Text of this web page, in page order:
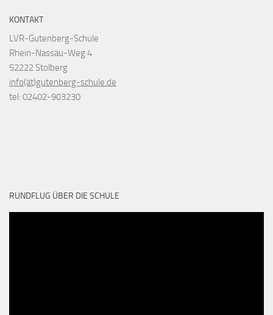
KONTAKT
LVR-Gutenberg-Schule
Rhein-Nassau-Weg 4
52222 Stolberg
info(ät)gutenberg-schule.de
tel: 02402-903230
RUNDFLUG ÜBER DIE SCHULE